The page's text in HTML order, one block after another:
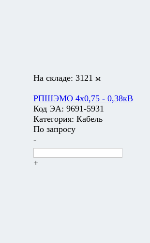
На складе: 3121 м
РПШЭМО 4х0,75 - 0,38кВ
Код ЭА: 9691-5931
Категория: Кабель
По запросу
-
+